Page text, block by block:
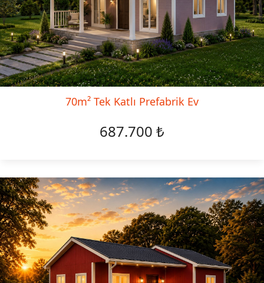
70m² Tek Katlı Prefabrik Ev
687.700 ₺